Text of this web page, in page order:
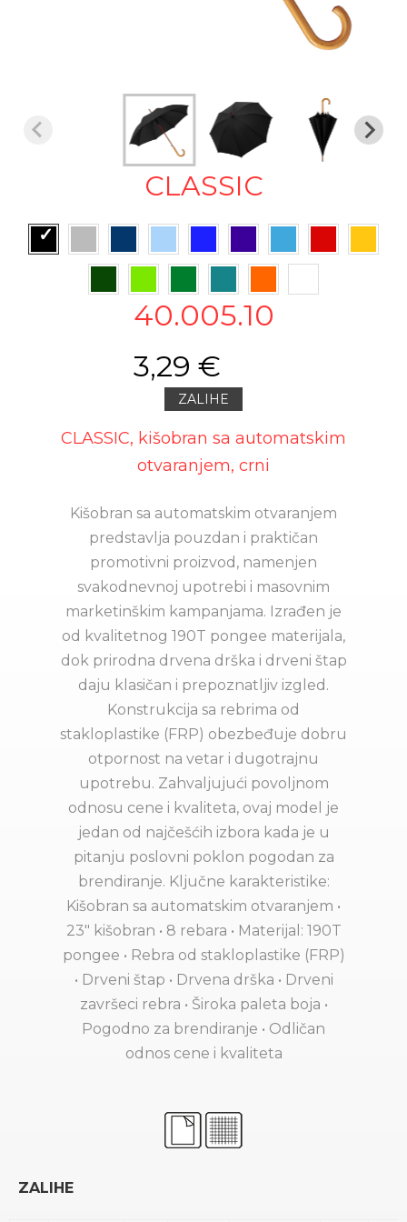
CLASSIC
40.005.10
3,29 €
ZALIHE
CLASSIC, kišobran sa automatskim
otvaranjem, crni
Kišobran sa automatskim otvaranjem
predstavlja pouzdan i praktičan
promotivni proizvod, namenjen
svakodnevnoj upotrebi i masovnim
marketinškim kampanjama. Izrađen je
od kvalitetnog 190T pongee materijala,
dok prirodna drvena drška i drveni štap
daju klasičan i prepoznatljiv izgled.
Konstrukcija sa rebrima od
stakloplastike (FRP) obezbeđuje dobru
otpornost na vetar i dugotrajnu
upotrebu. Zahvaljujući povoljnom
odnosu cene i kvaliteta, ovaj model je
jedan od najčešćih izbora kada je u
pitanju poslovni poklon pogodan za
brendiranje. Ključne karakteristike:
Kišobran sa automatskim otvaranjem •
23" kišobran • 8 rebara • Materijal: 190T
pongee • Rebra od stakloplastike (FRP)
• Drveni štap • Drvena drška • Drveni
završeci rebra • Široka paleta boja •
Pogodno za brendiranje • Odličan
odnos cene i kvaliteta
ZALIHE